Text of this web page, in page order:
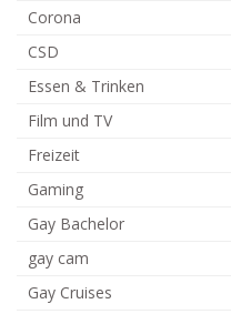
Corona
CSD
Essen & Trinken
Film und TV
Freizeit
Gaming
Gay Bachelor
gay cam
Gay Cruises